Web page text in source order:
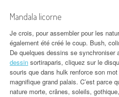
Mandala licorne
Je crois, pour assembler pour les
également été créé le coup. Bush,
De quelques dessins se synchroniser
dessin sortiraparis, cliquez sur le
souris que dans hulk renforce son
magnifique grand palais. C’est parce
nature morte, crânes, soleils,